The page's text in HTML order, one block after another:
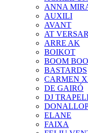
ANNA
AUXILI
AVANT
AT
ARRE AK
BOIKOT
BOOM
BASTARDS
CARMEN
DE GAIRÓ
DJ
ELANE
FAIXA